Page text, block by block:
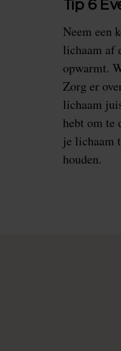
Tip 6
Neem een
lichaam af
opwarmt.
Zorg er
lichaam
hebt om te
je lichaam
houden.